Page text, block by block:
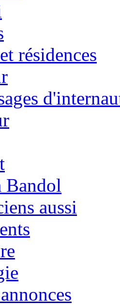
résidences
Bandol
aussi